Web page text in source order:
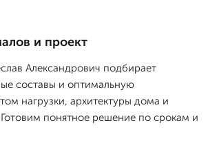
и проект
Александрович подбирает
составы и оптимальную
нагрузки, архитектуры дома и
понятное решение по срокам и